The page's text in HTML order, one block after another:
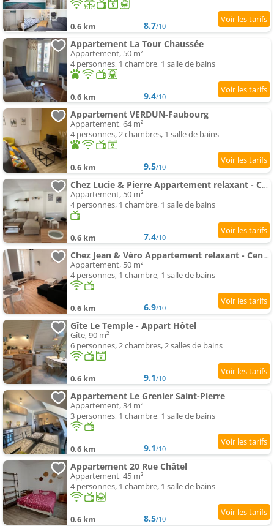
0.6 km 8.7/10
Appartement La Tour Chaussée
Appartement, 50 m²
4 personnes, 1 chambre, 1 salle de bains
0.6 km 9.4/10
Appartement VERDUN-Faubourg
Appartement, 64 m²
4 personnes, 2 chambres, 1 salle de bains
0.6 km 9.5/10
Chez Lucie & Pierre Appartement relaxant - Centre Ville Verdun - Géré par PrestaZen'Services
Appartement, 50 m²
4 personnes, 1 chambre, 1 salle de bains
0.6 km 7.4/10
Chez Jean & Véro Appartement relaxant - Centre Ville Verdun - Géré par PrestaZen'Services
Appartement, 50 m²
4 personnes, 1 chambre, 1 salle de bains
0.6 km 6.9/10
Gîte Le Temple - Appart Hôtel
Gîte, 90 m²
6 personnes, 2 chambres, 2 salles de bains
0.6 km 9.1/10
Appartement Le Grenier Saint-Pierre
Appartement, 34 m²
3 personnes, 1 chambre, 1 salle de bains
0.6 km 9.1/10
Appartement 20 Rue Châtel
Appartement, 45 m²
4 personnes, 1 chambre, 1 salle de bains
0.6 km 8.5/10